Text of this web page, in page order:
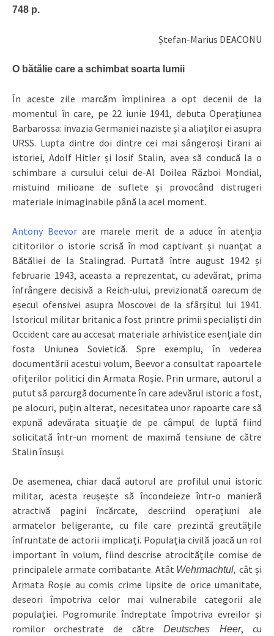
748 p.
Ștefan-Marius DEACONU
O bătălie care a schimbat soarta lumii
În aceste zile marcăm împlinirea a opt decenii de la
momentul în care, pe 22 iunie 1941, debuta Operațiunea
Barbarossa: invazia Germaniei naziste și a aliaților ei asupra
URSS. Lupta dintre doi dintre cei mai sângeroși tirani ai
istoriei, Adolf Hitler și Iosif Stalin, avea să conducă la o
schimbare a cursului celui de-Al Doilea Război Mondial,
mistuind milioane de suflete și provocând distrugeri
materiale inimaginabile până la acel moment.
Antony Beevor are marele merit de a aduce în atenția
cititorilor o istorie scrisă în mod captivant și nuanțat a
Bătăliei de la Stalingrad. Purtată între august 1942 și
februarie 1943, aceasta a reprezentat, cu adevărat, prima
înfrângere decisivă a Reich-ului, previzionată oarecum de
eșecul ofensivei asupra Moscovei de la sfârșitul lui 1941.
Istoricul militar britanic a fost printre primii specialiști din
Occident care au accesat materiale arhivistice esențiale din
fosta Uniunea Sovietică. Spre exemplu, în vederea
documentării acestui volum, Beevor a consultat rapoartele
ofițerilor politici din Armata Roșie. Prin urmare, autorul a
putut să parcurgă documente în care adevărul istoric a fost,
pe alocuri, puțin alterat, necesitatea unor rapoarte care să
expună adevărata situație de pe câmpul de luptă fiind
solicitată într-un moment de maximă tensiune de către
Stalin însuși.
De asemenea, chiar dacă autorul are profilul unui istoric
militar, acesta reușește să încondeieze într-o manieră
atractivă pagini încărcate, descriind operațiuni ale
armatelor beligerante, cu file care prezintă greutățile
înfruntate de actorii implicați. Populația civilă joacă un rol
important în volum, fiind descrise atrocitățile comise de
principalele armate combatante. Atât Wehrmachtul,cât și
Armata Roșie au comis crime lipsite de orice umanitate,
deseori împotriva celor mai vulnerabile categorii ale
populației. Pogromurile îndreptate împotriva evreilor și
romilor orchestrate de către Deutsches Heer, cu